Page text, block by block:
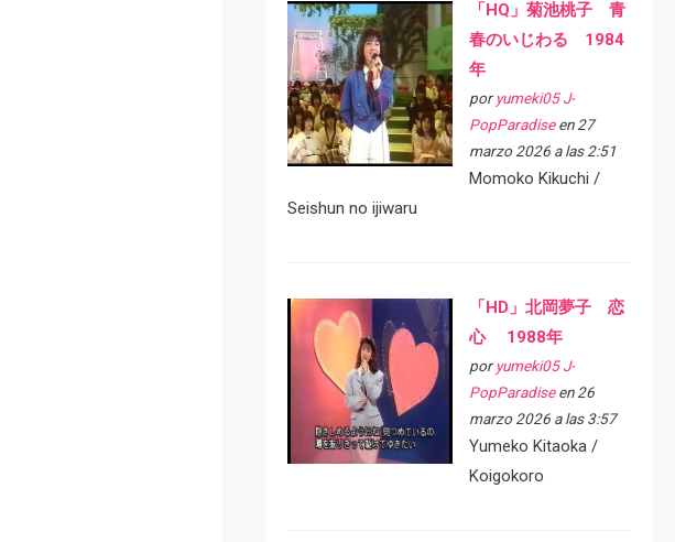
「HQ」菊池桃子 青
春のいじわる 1984
年
por yumeki05 J-
PopParadiseen 27
marzo 2026 a las 2:51
Momoko Kikuchi /
Seishun no ijiwaru
「HD」北岡夢子 恋
心 1988年
por yumeki05 J-
PopParadiseen 26
marzo 2026 a las 3:57
Yumeko Kitaoka /
Koigokoro